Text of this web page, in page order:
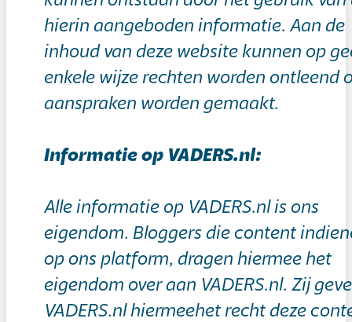
hierin aangeboden informatie. Aan de
inhoud van deze website kunnen op
enkele wijze rechten worden ontleend
aanspraken worden gemaakt.
Informatie op VADERS.nl:
Alle informatie op VADERS.nl is ons
eigendom. Bloggers die content
op ons platform, dragen hiermee het
eigendom over aan VADERS.nl. Zij
VADERS.nl hiermeehet recht deze